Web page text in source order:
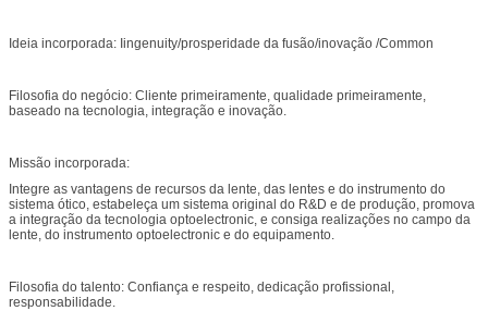
Ideia incorporada: Iingenuity/prosperidade da fusão/inovação /Common
Filosofia do negócio: Cliente primeiramente, qualidade primeiramente,
baseado na tecnologia, integração e inovação.
Missão incorporada:
Integre as vantagens de recursos da lente, das lentes e do instrumento do
sistema ótico, estabeleça um sistema original do R&D e de produção, promova
a integração da tecnologia optoelectronic, e consiga realizações no campo da
lente, do instrumento optoelectronic e do equipamento.
Filosofia do talento: Confiança e respeito, dedicação profissional,
responsabilidade.